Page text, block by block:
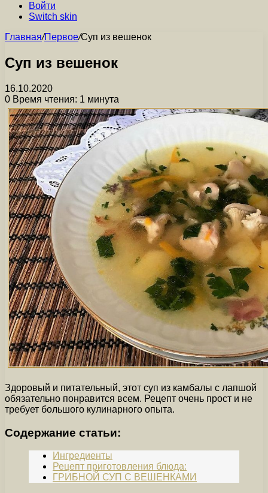
Войти
Switch skin
Главная/Первое/Суп из вешенок
Суп из вешенок
16.10.2020
0 Время чтения: 1 минута
Здоровый и питательный, этот суп из камбалы с лапшой
обязательно понравится всем. Рецепт очень прост и не
требует большого кулинарного опыта.
Содержание статьи:
Ингредиенты
Рецепт приготовления блюда:
ГРИБНОЙ СУП С ВЕШЕНКАМИ